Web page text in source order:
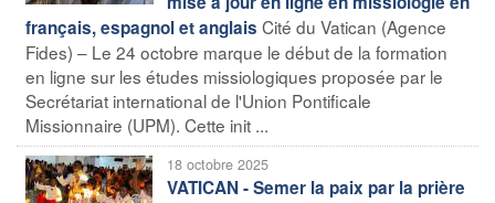
français, espagnol et anglais Cité du Vatican (Agence
Fides) – Le 24 octobre marque le début de la formation
en ligne sur les études missiologiques proposée par le
Secrétariat international de l'Union Pontificale
Missionnaire (UPM). Cette init ...
18 octobre 2025
VATICAN - Semer la paix par la prière